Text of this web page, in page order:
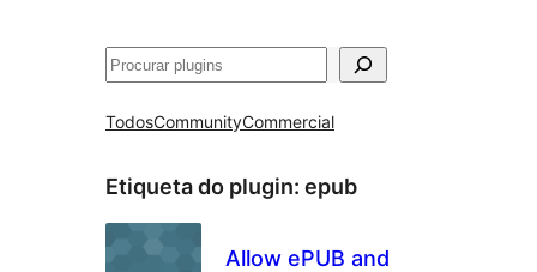
Pesquisar
TodosCommunityCommercial
Etiqueta do plugin: epub
Allow ePUB and